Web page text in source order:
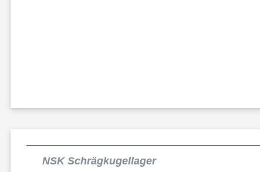
NSK Schrägkugellager